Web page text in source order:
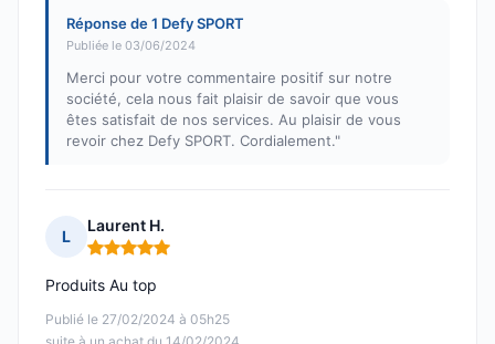
Réponse de 1 Defy SPORT
Publiée le 03/06/2024
Merci pour votre commentaire positif sur notre
société, cela nous fait plaisir de savoir que vous
êtes satisfait de nos services. Au plaisir de vous
revoir chez Defy SPORT. Cordialement."
L
Laurent H.
Note : 5 sur 5
Publié le 27/02/2024 à 05h25
Produits Au top